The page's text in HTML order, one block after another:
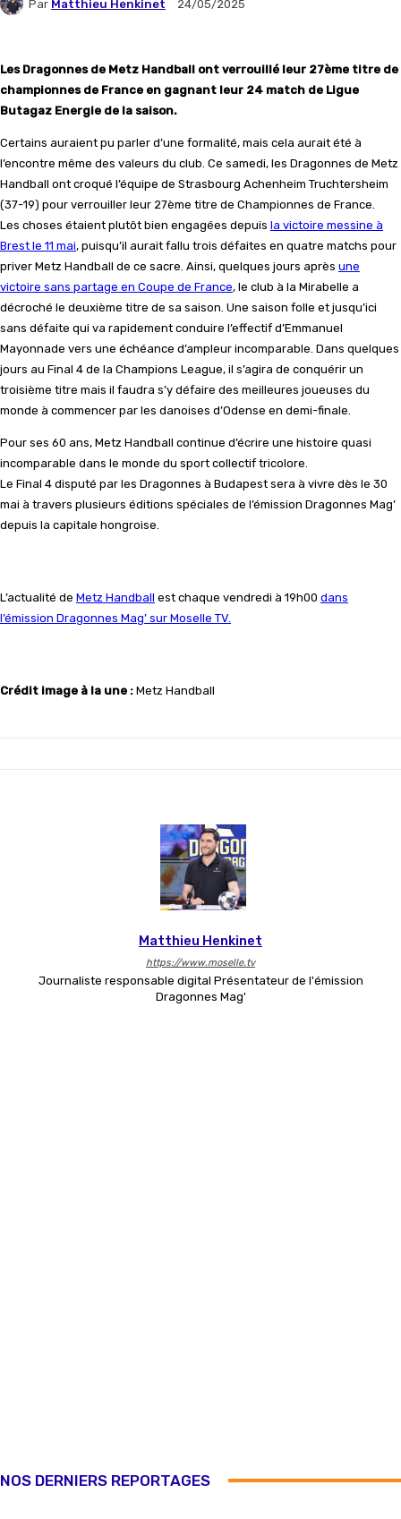
Par Matthieu Henkinet 24/05/2025
Les Dragonnes de Metz Handball ont verrouillé leur 27ème titre de
championnes de France en gagnant leur 24 match de Ligue
Butagaz Energie de la saison.
Certains auraient pu parler d’une formalité, mais cela aurait été à
l’encontre même des valeurs du club. Ce samedi, les Dragonnes de Metz
Handball ont croqué l’équipe de Strasbourg Achenheim Truchtersheim
(37-19) pour verrouiller leur 27ème titre de Championnes de France.
Les choses étaient plutôt bien engagées depuis la victoire messine à
Brest le 11 mai, puisqu’il aurait fallu trois défaites en quatre matchs pour
priver Metz Handball de ce sacre. Ainsi, quelques jours après une
victoire sans partage en Coupe de France, le club à la Mirabelle a
décroché le deuxième titre de sa saison. Une saison folle et jusqu’ici
sans défaite qui va rapidement conduire l’effectif d’Emmanuel
Mayonnade vers une échéance d’ampleur incomparable. Dans quelques
jours au Final 4 de la Champions League, il s’agira de conquérir un
troisième titre mais il faudra s’y défaire des meilleures joueuses du
monde à commencer par les danoises d’Odense en demi-finale.
Pour ses 60 ans, Metz Handball continue d’écrire une histoire quasi
incomparable dans le monde du sport collectif tricolore.
Le Final 4 disputé par les Dragonnes à Budapest sera à vivre dès le 30
mai à travers plusieurs éditions spéciales de l’émission Dragonnes Mag’
depuis la capitale hongroise.
L’actualité de Metz Handball est chaque vendredi à 19h00 dans
l’émission Dragonnes Mag’ sur Moselle TV.
Crédit image à la une : Metz Handball
Matthieu Henkinet
https://www.moselle.tv
Journaliste responsable digital Présentateur de l'émission
Dragonnes Mag'
NOS DERNIERS REPORTAGES